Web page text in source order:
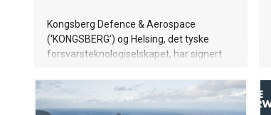
Kongsberg Defence & Aerospace
(‘KONGSBERG’) og Helsing, det tyske
forsvarsteknologiselskapet, har signert
utviklingen av kritiske europeiske
romkapabiliteter.